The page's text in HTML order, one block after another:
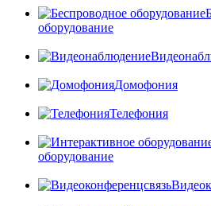
оборудование
Домофония
Телефония
оборудование